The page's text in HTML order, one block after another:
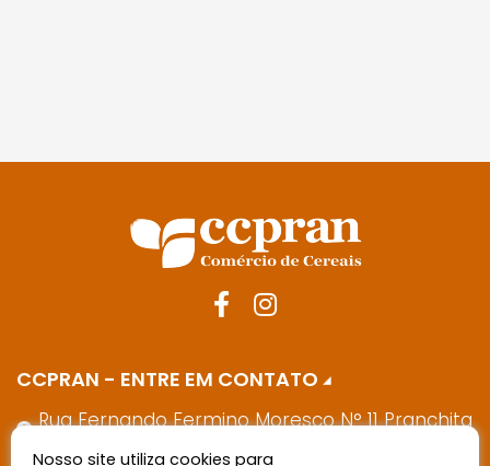
CCPRAN - ENTRE EM CONTATO
Rua Fernando Fermino Moresco N° 11 Pranchita
Nosso site utiliza cookies para